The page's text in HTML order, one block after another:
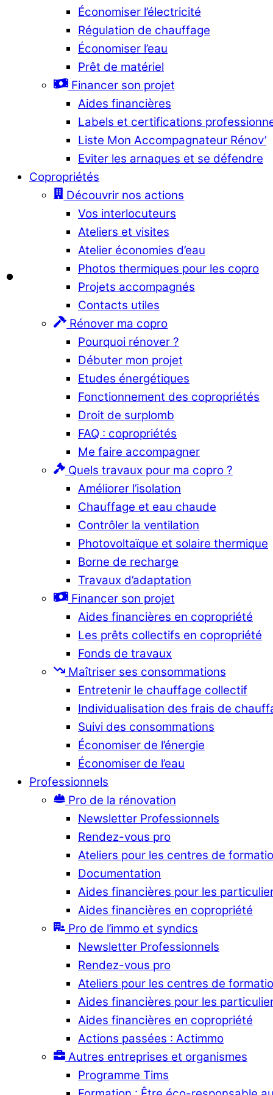
Économiser l’électricité
Régulation de chauffage
Économiser l’eau
Prêt de matériel
Financer son projet
Aides financières
Labels et certifications
Liste Mon Accompagnateur Rénov’
Eviter les arnaques et se défendre
Copropriétés
Découvrir nos actions
Vos interlocuteurs
Ateliers et visites
Atelier économies d’eau
Photos thermiques pour les copro
Projets accompagnés
Contacts utiles
Rénover ma copro
Pourquoi rénover ?
Débuter mon projet
Etudes énergétiques
Fonctionnement des copropriétés
Droit de surplomb
FAQ : copropriétés
Me faire accompagner
Quels travaux pour ma copro ?
Améliorer l’isolation
Chauffage et eau chaude
Contrôler la ventilation
Photovoltaïque et solaire thermique
Borne de recharge
Travaux d’adaptation
Financer son projet
Aides financières en copropriété
Les prêts collectifs en copropriété
Fonds de travaux
Maîtriser ses consommations
Entretenir le chauffage collectif
Individualisation des frais de
Suivi des consommations
Économiser de l’énergie
Économiser de l’eau
Professionnels
Pro de la rénovation
Newsletter Professionnels
Rendez-vous pro
Ateliers pour les centres de
Documentation
Aides financières pour les
Aides financières en copropriété
Pro de l’immo et syndics
Newsletter Professionnels
Rendez-vous pro
Ateliers pour les centres de
Aides financières pour les
Aides financières en copropriété
Actions passées : Actimmo
Autres entreprises et organismes
Programme Tims